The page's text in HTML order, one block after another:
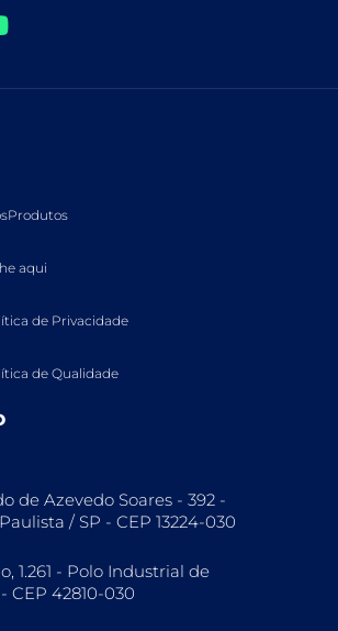
Produtos
aqui
de Privacidade
de Qualidade
de Azevedo Soares - 392 -
/ SP - CEP 13224-030
1.261 - Polo Industrial de
CEP 42810-030